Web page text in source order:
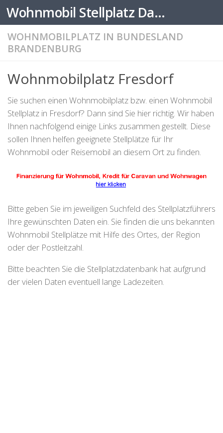
Zum Inhalt springen Wohnmobil Stellplatz Datenbank
WOHNMOBILPLATZ IN BUNDESLAND
BRANDENBURG
Wohnmobilplatz Fresdorf
Sie suchen einen Wohnmobilplatz bzw. einen Wohnmobil
Stellplatz in Fresdorf? Dann sind Sie hier richtig. Wir haben
Ihnen nachfolgend einige Links zusammen gestellt. Diese
sollen Ihnen helfen geeignete Stellplätze für Ihr
Wohnmobil oder Reisemobil an diesem Ort zu finden.
Bitte geben Sie im jeweiligen Suchfeld des Stellplatzführers
Ihre gewünschten Daten ein. Sie finden die uns bekannten
Wohnmobil Stellplätze mit Hilfe des Ortes, der Region
oder der Postleitzahl.
Bitte beachten Sie die Stellplatzdatenbank hat aufgrund
der vielen Daten eventuell lange Ladezeiten.